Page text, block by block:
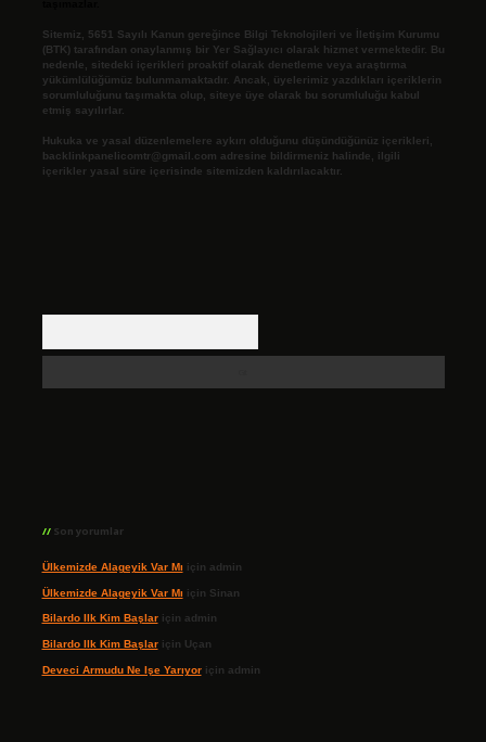
Sitemiz, 5651 Sayılı Kanun gereğince Bilgi Teknolojileri ve İletişim Kurumu
(BTK) tarafından onaylanmış bir Yer Sağlayıcı olarak hizmet vermektedir. Bu
nedenle, sitedeki içerikleri proaktif olarak denetleme veya araştırma
yükümlülüğümüz bulunmamaktadır. Ancak, üyelerimiz yazdıkları içeriklerin
sorumluluğunu taşımakta olup, siteye üye olarak bu sorumluluğu kabul
etmiş sayılırlar.
Hukuka ve yasal düzenlemelere aykırı olduğunu düşündüğünüz içerikleri,
backlinkpanelicomtr@gmail.com adresine bildirmeniz halinde, ilgili
içerikler yasal süre içerisinde sitemizden kaldırılacaktır.
Son yorumlar
Ülkemizde Alageyik Var Mı için admin
Ülkemizde Alageyik Var Mı için Sinan
Bilardo Ilk Kim Başlariçin admin
Bilardo Ilk Kim Başlariçin Uçan
Deveci Armudu Ne Işe Yarıyoriçin admin